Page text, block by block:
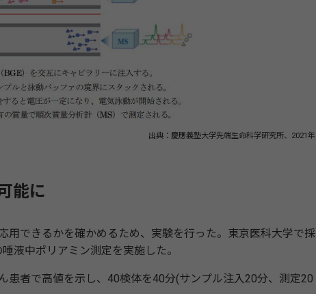
出典：慶應義塾大学先端生命科学研究所、2021年
能に
できるかを確かめるため、実験を行った。東京医科大学で採
液中ポリアミン測定を実施した。
者で高値を示し、40検体を40分(サンプル注入20分、測定20